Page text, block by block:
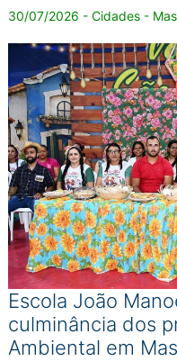
30/07/2026 - Cidades -
Escola João
culminância dos
Ambiental em